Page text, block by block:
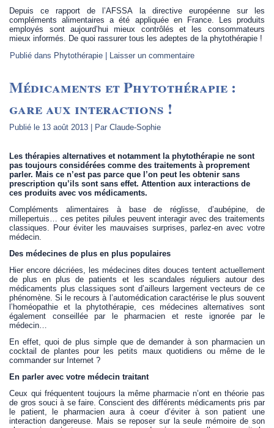
Depuis ce rapport de l’AFSSA la directive européenne sur les
compléments alimentaires a été appliquée en France. Les produits
employés sont aujourd’hui mieux contrôlés et les consommateurs
mieux informés. De quoi rassurer tous les adeptes de la phytothérapie !
Publié dans Phytothérapie Laisser un commentaire
Médicaments et Phytothérapie :
gare aux interactions !
Publié le 13 août 2013 Par Claude-Sophie
Les thérapies alternatives et notamment la phytothérapie ne sont
pas toujours considérées comme des traitements à proprement
parler. Mais ce n’est pas parce que l’on peut les obtenir sans
prescription qu’ils sont sans effet. Attention aux interactions de
ces produits avec vos médicaments.
Compléments alimentaires à base de réglisse, d’aubépine, de
millepertuis… ces petites pilules peuvent interagir avec des traitements
classiques. Pour éviter les mauvaises surprises, parlez-en avec votre
médecin.
Des médecines de plus en plus populaires
Hier encore décriées, les médecines dites douces tentent actuellement
de plus en plus de patients et les scandales réguliers autour des
médicaments plus classiques sont d’ailleurs largement vecteurs de ce
phénomène. Si le recours à l’automédication caractérise le plus souvent
l’homéopathie et la phytothérapie, ces médecines alternatives sont
également conseillée par le pharmacien et reste ignorée par le
médecin…
En effet, quoi de plus simple que de demander à son pharmacien un
cocktail de plantes pour les petits maux quotidiens ou même de le
commander sur Internet ?
En parler avec votre médecin traitant
Ceux qui fréquentent toujours la même pharmacie n’ont en théorie pas
de gros souci à se faire. Conscient des différents médicaments pris par
le patient, le pharmacien aura à coeur d’éviter à son patient une
interaction dangereuse. Mais se reposer sur la seule mémoire de son